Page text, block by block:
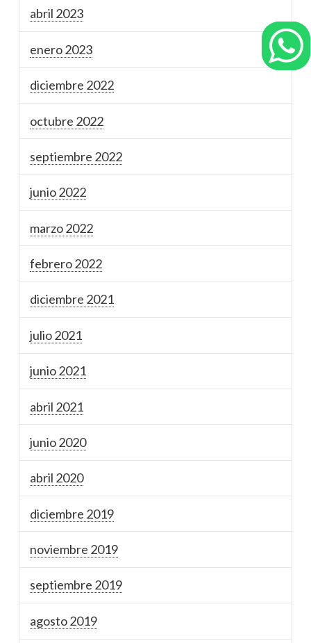
abril 2023
enero 2023
diciembre 2022
octubre 2022
septiembre 2022
junio 2022
marzo 2022
febrero 2022
diciembre 2021
julio 2021
junio 2021
abril 2021
junio 2020
abril 2020
diciembre 2019
noviembre 2019
septiembre 2019
agosto 2019